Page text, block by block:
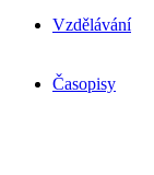
Vzdělávání
Časopisy